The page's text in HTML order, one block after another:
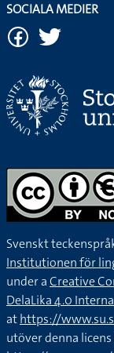
SOCIALA MEDIER
Svenskt
Institutionen för
under aCreative
DelaLika 4.0
athttps://
utöver denna